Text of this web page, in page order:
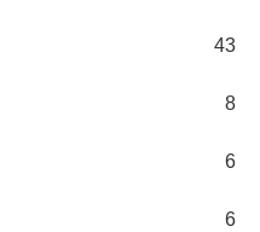
43
8
6
6